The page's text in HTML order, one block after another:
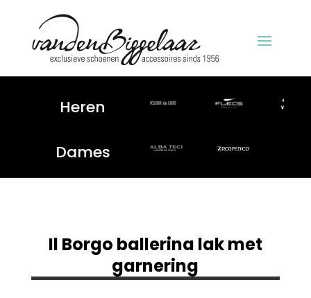
Heren
Dames
Il Borgo ballerina lak met
garnering